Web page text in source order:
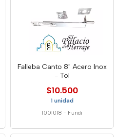
Falleba Canto 8" Acero Inox
- Tol
$10.500
1 unidad
1001018 - Fundi